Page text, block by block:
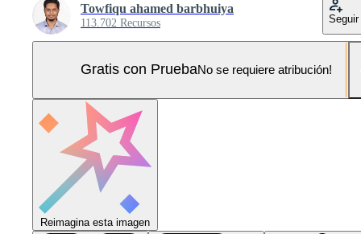
Towfiqu ahamed barbhuiya
113.702 Recursos Seguir
Gratis con PruebaNo se requiere atribución!
Reimagina esta imagen